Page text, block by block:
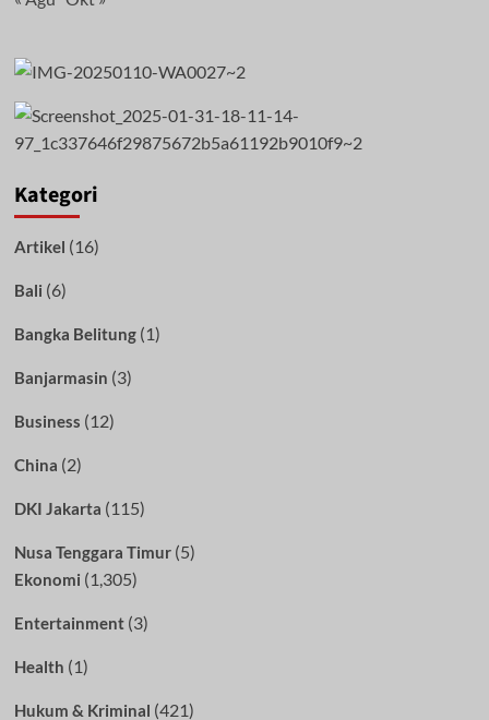
Kategori
Artikel (16)
Bali (6)
Bangka Belitung(1)
Banjarmasin (3)
Business (12)
China (2)
DKI Jakarta (115)
Nusa Tenggara Timur(5)
Ekonomi (1,305)
Entertainment(3)
Health (1)
Hukum & Kriminal (421)